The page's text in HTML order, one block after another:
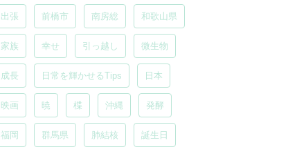
出張 前橋市 南房総 和歌山県
家族 幸せ 引っ越し 微生物
成長 日常を輝かせるTips 日本
映画 暁 楪 沖縄 発酵
福岡 群馬県 肺結核 誕生日